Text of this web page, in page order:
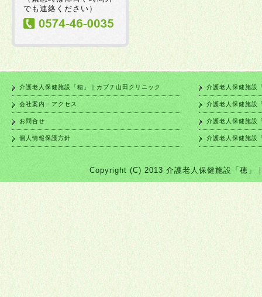
でも連絡ください）
介護老人保健施設「穂」｜カブチ山田クリニック
会社案内・アクセス
お問合せ
個人情報保護方針
介護老人保健施設
介護老人保健施設
介護老人保健施設
介護老人保健施設
Copyright (C) 2013 介護老人保健施設「穂